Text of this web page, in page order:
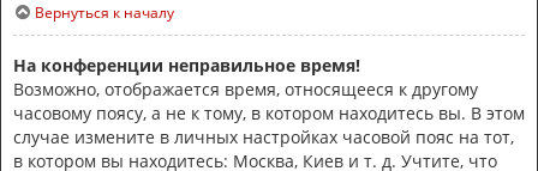
Вернуться к началу
На конференции неправильное время!
Возможно, отображается время, относящееся к другому
часовому поясу, а не к тому, в котором находитесь вы. В этом
случае измените в личных настройках часовой пояс на тот,
в котором вы находитесь: Москва, Киев и т. д. Учтите, что